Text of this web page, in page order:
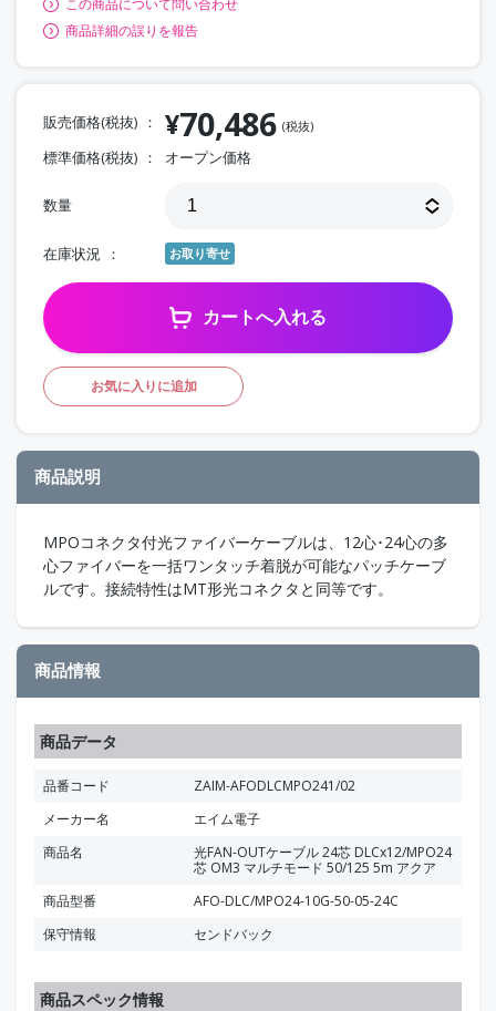
商品詳細の誤りを報告
販売価格(税抜) ¥70,486 (税抜)
標準価格(税抜) オープン価格
数量
在庫状況 お取り寄せ
カートへ入れる
お気に入りに追加
商品説明
MPOコネクタ付光ファイバーケーブルは、12心･24心の多
心ファイバーを一括ワンタッチ着脱が可能なパッチケーブ
ルです。接続特性はMT形光コネクタと同等です。
商品情報
商品データ
品番コード
ZAIM-AFODLCMPO241/02
メーカー名
エイム電子
商品名
光FAN-OUTケーブル 24芯 DLCx12/MPO24
芯 OM3 マルチモード 50/125 5m アクア
商品型番
AFO-DLC/MPO24-10G-50-05-24C
保守情報
センドバック
商品スペック情報